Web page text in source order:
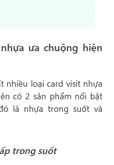
ưa chuộng hiện
nhiều loại card visit nhựa
có 2 sản phẩm nổi bật
là nhựa trong suốt và
trong suốt